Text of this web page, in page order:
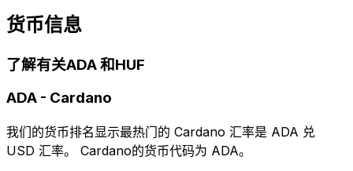
货币信息
了解有关ADA 和HUF
ADA - Cardano
我们的货币排名显示最热门的 Cardano 汇率是 ADA 兑
USD 汇率。 Cardano的货币代码为 ADA。